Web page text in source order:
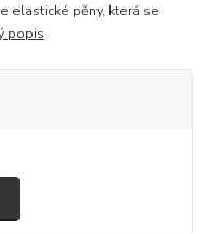
elastické pěny, která se
popis